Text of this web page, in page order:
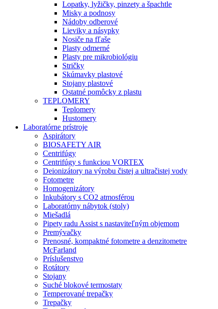
Lopatky, lyžičky, pinzety a špachtle
Misky a podnosy
Nádoby odberové
Lieviky a násypky
Nosiče na fľaše
Plasty odmerné
Plasty pre mikrobiológiu
Stričky
Skúmavky plastové
Stojany plastové
Ostatné pomôcky z plastu
TEPLOMERY
Teplomery
Hustomery
Laboratórne prístroje
Aspirátory
BIOSAFETY AIR
Centrifúgy
Centrifúgy s funkciou VORTEX
Deionizátory na výrobu čistej a ultračistej vody
Fotometre
Homogenizátory
Inkubátory s CO2 atmosférou
Laboratórny nábytok (stoly)
Miešadlá
Pipety radu Assist s nastaviteľným objemom
Premývačky
Prenosné, kompaktné fotometre a denzitometre
McFarland
Príslušenstvo
Rotátory
Stojany
Suché blokové termostaty
Temperované trepačky
Trepačky